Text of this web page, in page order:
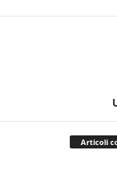
Articoli